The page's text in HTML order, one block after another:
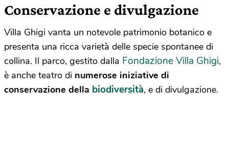
Conservazione e divulgazione
Villa Ghigi vanta un notevole patrimonio botanico e
presenta una ricca varietà delle specie spontanee di
collina. Il parco, gestito dalla Fondazione Villa Ghigi,
è anche teatro di numerose iniziative di
conservazione della biodiversità, e di divulgazione.